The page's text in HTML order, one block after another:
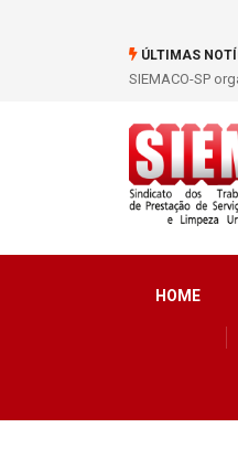
ÚLTIMAS
SIEMACO-SP
HOME